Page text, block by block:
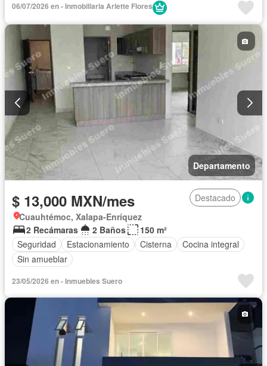
06/07/2026 en - Inmobiliaria Arlette Flores
Departamento
$ 13,000 MXN/mes
Destacado
Cuauhtémoc, Xalapa-Enríquez
2 Recámaras
2 Baños
150 m²
Seguridad
Estacionamiento Cisterna
Cocina integral
Sin amueblar
23/05/2026 en - Inmuebles Suero